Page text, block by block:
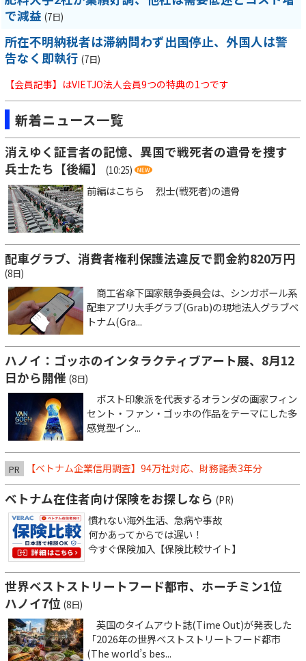
で減益 (7日)
所在不明納税者は滞納問わず出国停止、外国人は警
告なく即執行 (7日)
【会員記事】はVIETJO法人会員9つの特典の1つです
新着ニュース一覧
消えゆく証言者の記憶、異国で戦死者の遺骨を捜す
兵士たち【後編】
(10:25)
前編はこちら 烈士(戦死者)の遺骨
配車グラブ、消費者権利保護法違反で罰金約820万円
(8日)
商工省傘下国家競争委員会は、シンガポール系
配車アプリ大手グラブ(Grab)の現地法人グラブベ
トナム(Gra...
ハノイ：ゴッホのインタラクティブアート展、8月12
日から開催 (8日)
ポスト印象派を代表するオランダの画家フィン
セント・ファン・ゴッホの作品をテーマにした多
感覚型イン...
PR 【ベトナム企業信用調査】94万社対応、財務諸表3年分
ベトナム在住者向け保険をお探しなら (PR)
慣れない海外生活、急病や事故
何かあってからでは遅い！
今すぐ保険加入【保険比較サイト】
世界ベストストリートフード都市、ホーチミン1位
ハノイ7位 (8日)
英国のタイムアウト誌(Time Out)が発表した
「2026年の世界ベストストリートフード都市
(The world’s bes...